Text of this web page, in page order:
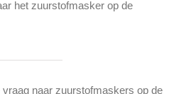
het zuurstofmasker op de
naar zuurstofmaskers op de